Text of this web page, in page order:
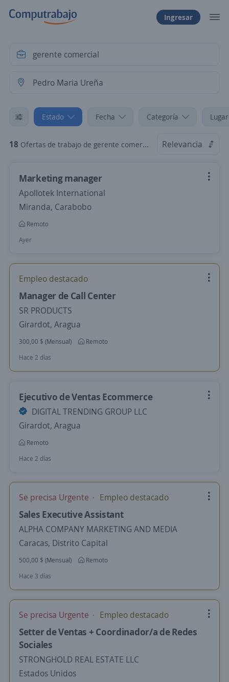
Ingresar
Estado Fecha Categoría
18 Ofertas de trabajo de gerente comercial en Pedro Maria Ureña, Táchira Relevancia
Marketing manager
Apollotek International
Miranda, Carabobo
Remoto
Ayer
Empleo destacado
Manager de Call Center
SR PRODUCTS
Girardot, Aragua
300,00 $ (Mensual)
Remoto
Hace 2 días
Ejecutivo de Ventas Ecommerce
DIGITAL TRENDING GROUP LLC
Girardot, Aragua
Remoto
Hace 2 días
Se precisa Urgente Empleo destacado
Sales Executive Assistant
ALPHA COMPANY MARKETING AND MEDIA
Caracas, Distrito Capital
500,00 $ (Mensual)
Remoto
Hace 3 días
Se precisa Urgente Empleo destacado
Setter de Ventas + Coordinador/a de Redes
Sociales
STRONGHOLD REAL ESTATE LLC
Estados Unidos